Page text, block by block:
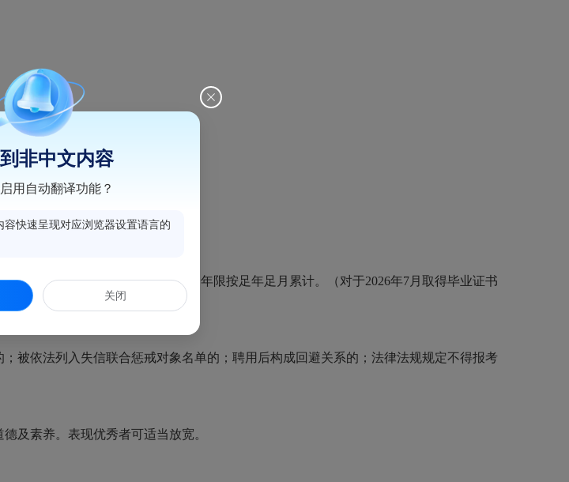
均以2026年7月底为截止日期，年限按足年足月累计。（对于2026年7月取得毕业证书
依法列入失信联合惩戒对象名单的；聘用后构成回避关系的；法律法规规定不得报考
及素养。表现优秀者可适当放宽。
非中文内容
用自动翻译功能？
容快速呈现对应浏览器设置语言的
关闭